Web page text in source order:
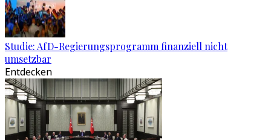
Studie: AfD-Regierungsprogramm finanziell nicht
umsetzbar
Entdecken